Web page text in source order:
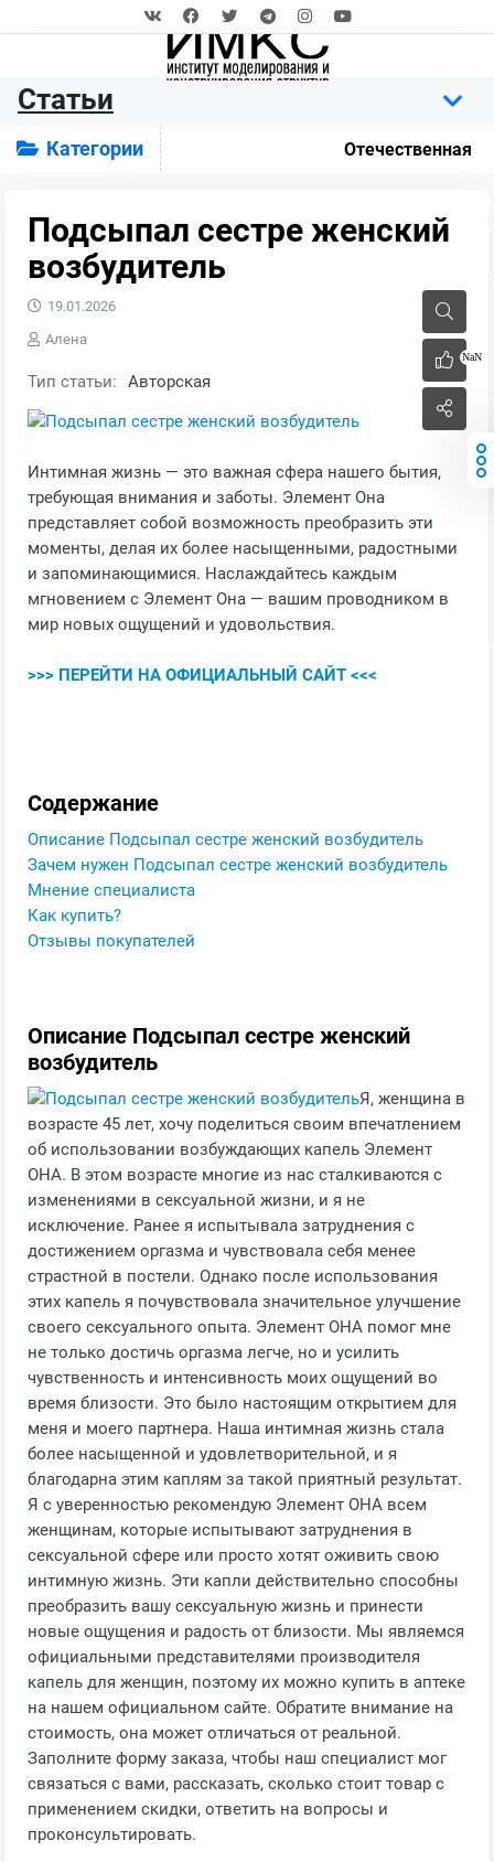
Статьи
Категории Отечественная
Подсыпал сестре женский
возбудитель
NaN
19.01.2026
Алена
Тип статьи: Авторская
Интимная жизнь — это важная сфера нашего бытия,
требующая внимания и заботы. Элемент Она
представляет собой возможность преобразить эти
моменты, делая их более насыщенными, радостными
и запоминающимися. Наслаждайтесь каждым
мгновением с Элемент Она — вашим проводником в
мир новых ощущений и удовольствия.
>>> ПЕРЕЙТИ НА ОФИЦИАЛЬНЫЙ САЙТ <<<
Содержание
Описание Подсыпал сестре женский возбудитель
Зачем нужен Подсыпал сестре женский возбудитель
Мнение специалиста
Как купить?
Отзывы покупателей
Описание Подсыпал сестре женский
возбудитель
Я, женщина в
возрасте 45 лет, хочу поделиться своим впечатлением
об использовании возбуждающих капель Элемент
ОНА. В этом возрасте многие из нас сталкиваются с
изменениями в сексуальной жизни, и я не
исключение. Ранее я испытывала затруднения с
достижением оргазма и чувствовала себя менее
страстной в постели. Однако после использования
этих капель я почувствовала значительное улучшение
своего сексуального опыта. Элемент ОНА помог мне
не только достичь оргазма легче, но и усилить
чувственность и интенсивность моих ощущений во
время близости. Это было настоящим открытием для
меня и моего партнера. Наша интимная жизнь стала
более насыщенной и удовлетворительной, и я
благодарна этим каплям за такой приятный результат.
Я с уверенностью рекомендую Элемент ОНА всем
женщинам, которые испытывают затруднения в
сексуальной сфере или просто хотят оживить свою
интимную жизнь. Эти капли действительно способны
преобразить вашу сексуальную жизнь и принести
новые ощущения и радость от близости. Мы являемся
официальными представителями производителя
капель для женщин, поэтому их можно купить в аптеке
на нашем официальном сайте. Обратите внимание на
стоимость, она может отличаться от реальной.
Заполните форму заказа, чтобы наш специалист мог
связаться с вами, рассказать, сколько стоит товар с
применением скидки, ответить на вопросы и
проконсультировать.